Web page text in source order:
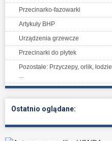
Przecinarko-fazowarki
Artykuły BHP
Urządzenia grzewcze
Przecinarki do płytek
Pozostałe: Przyczepy, orlik, łodzie
...
Ostatnio oglądane: